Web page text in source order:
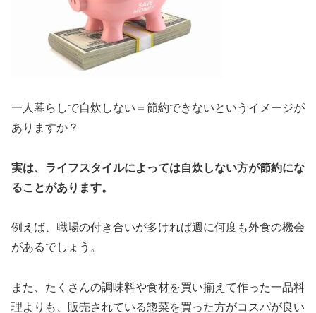
一人暮らしで自炊しない＝節約できないというイメージが
ありますか？
実は、ライフスタイルによっては自炊しない方が節約にな
ることがあります。
例えば、職場の付き合いが多ければ週に何度も外食の機会
があるでしょう。
また、たくさんの調味料や食材を買い揃えて作った一品料
理よりも、販売されている惣菜を買った方がコスパが良い